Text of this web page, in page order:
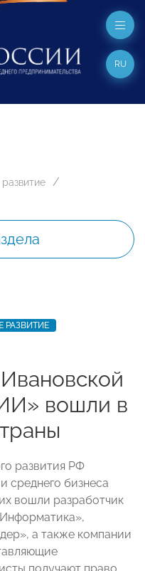
RU
РАЗВИТИЕ
вошли в
развития РФ
среднего бизнеса
вошли разработчик
а также компании